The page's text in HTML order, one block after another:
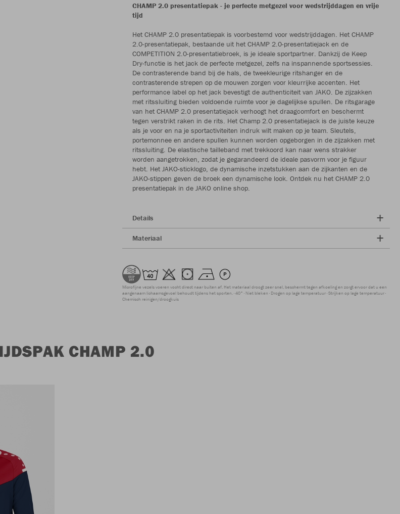
CHAMP 2.0 presentatiepak - je perfecte metgezel voor wedstrijddagen en vrije
tijd
Het CHAMP 2.0 presentatiepak is voorbestemd voor wedstrijddagen. Het CHAMP
2.0-presentatiepak, bestaande uit het CHAMP 2.0-presentatiejack en de
COMPETITION 2.0-presentatiebroek, is je ideale sportpartner. Dankzij de Keep
Dry-functie is het jack de perfecte metgezel, zelfs na inspannende sportsessies.
De contrasterende band bij de hals, de tweekleurige ritshanger en de
contrasterende strepen op de mouwen zorgen voor kleurrijke accenten. Het
performance label op het jack bevestigt de authenticiteit van JAKO. De zijzakken
met ritssluiting bieden voldoende ruimte voor je dagelijkse spullen. De ritsgarage
van het CHAMP 2.0 presentatiejack verhoogt het draagcomfort en beschermt
tegen verstrikt raken in de rits. Het Champ 2.0 presentatiejack is de juiste keuze
als je voor en na je sportactiviteiten indruk wilt maken op je team. Sleutels,
portemonnee en andere spullen kunnen worden opgeborgen in de zijzakken met
ritssluiting. De elastische tailleband met trekkoord kan naar wens strakker
worden aangetrokken, zodat je gegarandeerd de ideale pasvorm voor je figuur
hebt. Het JAKO-sticklogo, de dynamische inzetstukken aan de zijkanten en de
JAKO-stippen geven de broek een dynamische look. Ontdek nu het CHAMP 2.0
presentatiepak in de JAKO online shop.
Details
Materiaal
Microfijne vezels voeren vocht direct naar buiten af. Het materiaal droogt zeer snel, beschermt tegen afkoeling en zorgt ervoor dat u een
aangenaam lichaamsgevoel behoudt tijdens het sporten. 40° Niet bleken Drogen op lage temperatuur Strijken op lage temperatuur
Chemisch reinigen/droogkuis
CHAMP 2.0